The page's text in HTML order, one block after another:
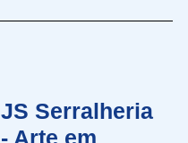
JS Serralheria
- Arte em